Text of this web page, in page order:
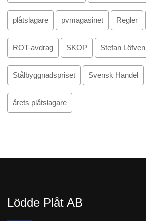
plåtslagare pvmagasinet Regler
ROT-avdrag SKOP Stefan Löfven
Stålbyggnadspriset Svensk Handel
årets plåtslagare
Lödde Plåt AB